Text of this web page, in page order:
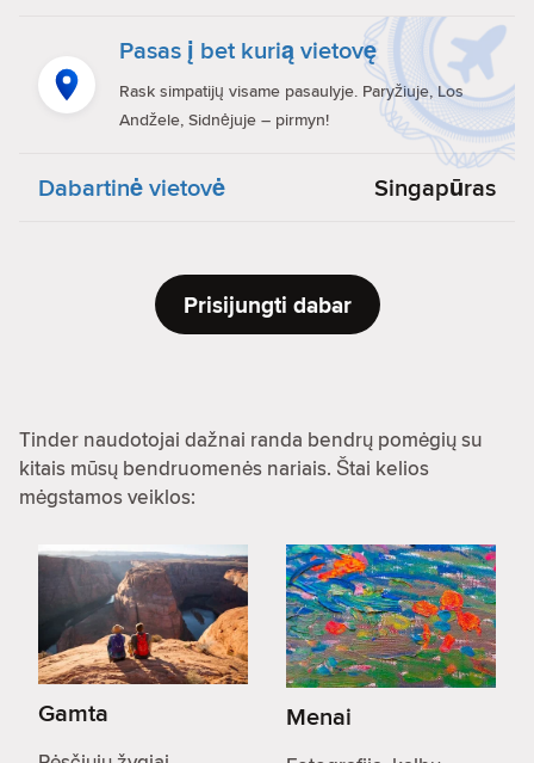
Pasas į bet kurią vietovę
Rask simpatijų visame pasaulyje. Paryžiuje, Los
Andžele, Sidnėjuje – pirmyn!
Dabartinė vietovė Singapūras
Prisijungti dabar
Tinder naudotojai dažnai randa bendrų pomėgių su
kitais mūsų bendruomenės nariais. Štai kelios
mėgstamos veiklos:
Gamta Menai